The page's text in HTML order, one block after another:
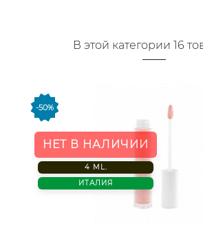
В этой категории 16
-50%
НЕТ В НАЛИЧИИ
4 ML.
ИТАЛИЯ